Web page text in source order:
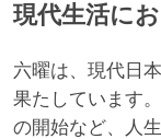
現代生活に
六曜は、現代日
果たしています
の開始など、人